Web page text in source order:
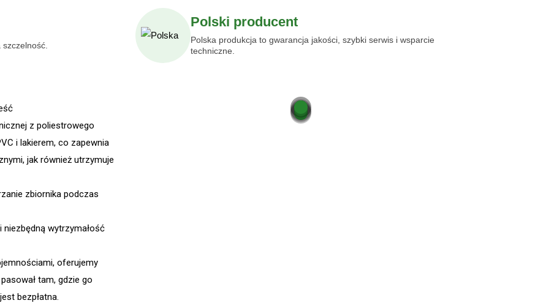
Polski producent
Polska produkcja to gwarancja jakości, szybki serwis i wsparcie
techniczne.
z poliestrowego
i lakierem, co zapewnia
jak również utrzymuje
zbiornika podczas
wytrzymałość
oferujemy
tam, gdzie go
bezpłatna.